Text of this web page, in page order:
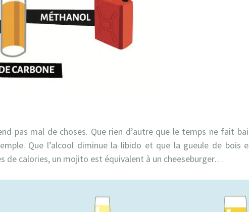
pas mal de choses. Que rien d’autre que le temps ne fait
Que l’alcool diminue la libido et que la gueule de bois
de calories, un mojito est équivalent à un cheeseburger…